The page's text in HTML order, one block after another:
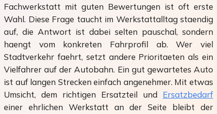
Fachwerkstatt mit guten Bewertungen ist oft erste
Wahl. Diese Frage taucht im Werkstattalltag staendig
auf, die Antwort ist dabei selten pauschal, sondern
haengt vom konkreten Fahrprofil ab. Wer viel
Stadtverkehr faehrt, setzt andere Prioritaeten als ein
Vielfahrer auf der Autobahn. Ein gut gewartetes Auto
ist auf langen Strecken einfach angenehmer. Mit etwas
Umsicht, dem richtigen Ersatzteil und Ersatzbedarf
einer ehrlichen Werkstatt an der Seite bleibt der